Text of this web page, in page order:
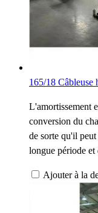
165/18 Câbleuse
L'amortissement
conversion du
de sorte qu'il
longue période et
Ajouter à la